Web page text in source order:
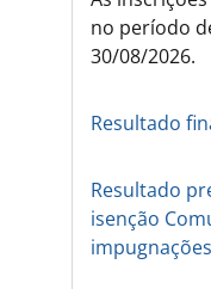
no período
30/08/2026.
Resultado
Resultado
isenção
impugnações